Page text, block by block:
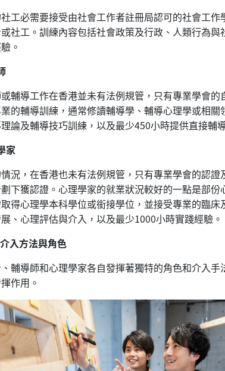
工必需要接受由社會工作者註冊局認可的社會工
社工。訓練內容包括社會政策及行政、人類行為
。
輔導工作在香港並未有法例規管，只有專業學會
的輔導訓練，通常修讀輔導學、輔導心理學或相
論及輔導技巧訓練，以及最少450小時提供直接輔
家
況，在香港也未有法例規管，只有專業學會的認
下獲認證。心理學家的就業狀況較好的一點是部
得心理學本科學位或銜接學位，並接受專業的臨
、心理評估與介入，以及最少1000小時實踐經驗。
入方法與角色
輔導師和心理學家各自發揮著獨特的角色和介入
作用。